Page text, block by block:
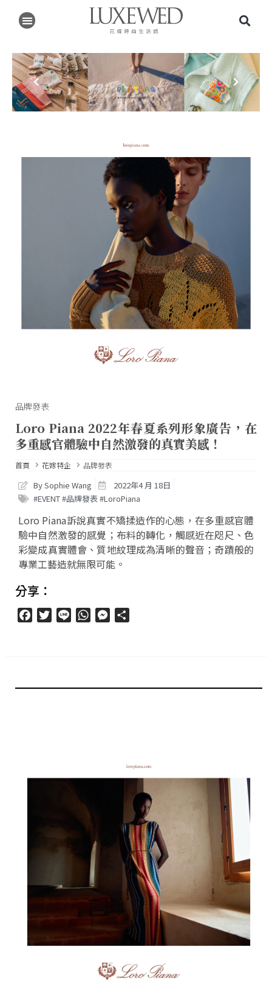
品牌發表
Loro Piana 2022年春夏系列形象廣告，在
多重感官體驗中自然激發的真實美感！
首頁 花嫁特企 品牌發表
By Sophie Wang
2022年4 月 18日
#EVENT #品牌發表 #LoroPiana
Loro Piana訴說真實不矯揉造作的心態，在多重感官體
驗中自然激發的感覺；布料的轉化，觸感近在咫尺、色
彩變成真實體會、質地紋理成為清晰的聲音；奇蹟般的
專業工藝造就無限可能。
分享：
FacebookTwitter
Line WhatsAppMessenger